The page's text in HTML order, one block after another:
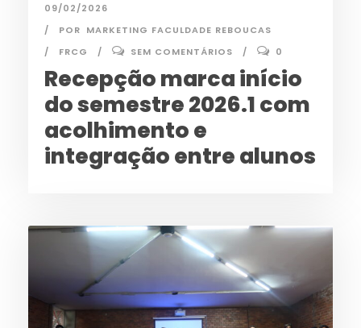
09/02/2026
POR MARKETING FACULDADE REBOUCAS
FRCG
SEM COMENTÁRIOS 0
Recepção marca início
do semestre 2026.1 com
acolhimento e
integração entre alunos